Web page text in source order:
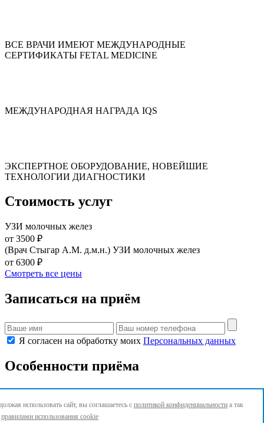
ВСЕ ВРАЧИ ИМЕЮТ МЕЖДУНАРОДНЫЕ
СЕРТИФИКАТЫ FETAL MEDICINE
МЕЖДУНАРОДНАЯ НАГРАДА IQS
ЭКСПЕРТНОЕ ОБОРУДОВАНИЕ, НОВЕЙШИЕ
ТЕХНОЛОГИИ ДИАГНОСТИКИ
Стоимость услуг
УЗИ молочных желез
от 3500 ₽
(Врач Стыгар А.М. д.м.н.) УЗИ молочных желез
от 6300 ₽
Смотреть все цены
Записаться на приём
Я согласен на обработку моих Персональных данных
Особенности приёма
использовать сайт, вы соглашаетесь с политикой конфиденциальности а так
правилами использования cookie